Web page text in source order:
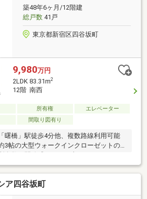
築48年6ヶ月/12階建
総戸数41戸
東京都新宿区四谷坂町
9,980万円
2LDK 83.31m2
12階 南西
所有権
エレベーター
間取り図有り
曙橋」駅徒歩4分他、複数路線利用可能
3帖の大型ウォークインクローゼットの
戸（面積計測中）～備考～※駐車場無※上
は別に５０．１８㎡の借地がありま
理費に含まれており、管理組合で一括
ています。 年額地代：２２０９２９円
ア四谷坂町